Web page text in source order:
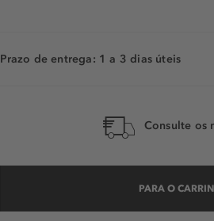
Prazo de entrega: 1 a 3 dias úteis
Consulte os
PARA O